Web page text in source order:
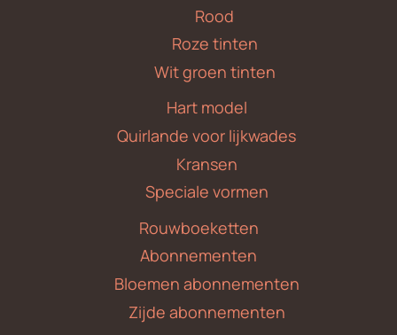
Rood
Roze tinten
Wit groen tinten
Hart model
Quirlande voor lijkwades
Kransen
Speciale vormen
Rouwboeketten
Abonnementen
Bloemen abonnementen
Zijde abonnementen